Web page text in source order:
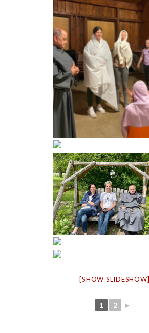
[SHOW SLIDESHOW]
1 2 ►